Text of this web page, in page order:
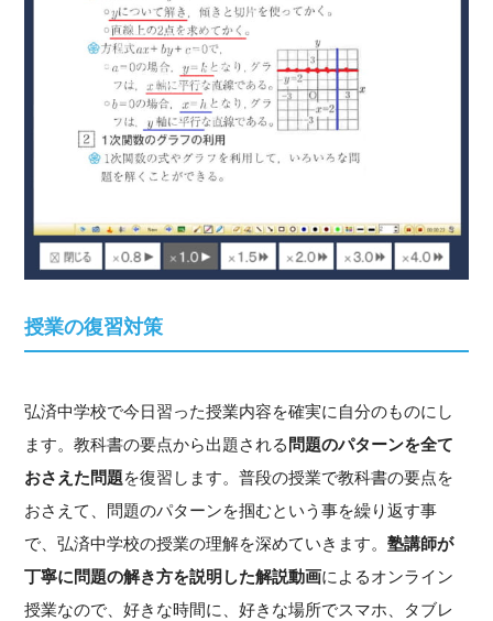
授業の復習対策
弘済中学校で今日習った授業内容を確実に自分のものにし
ます。教科書の要点から出題される 問題のパターンを全て
おさえた問題を復習します。普段の授業で教科書の要点を
おさえて、問題のパターンを掴むという事を繰り返す事
で、弘済中学校の授業の理解を深めていきます。塾講師が
丁寧に問題の解き方を説明した解説動画によるオンライン
授業なので、好きな時間に、好きな場所でスマホ、タブレ